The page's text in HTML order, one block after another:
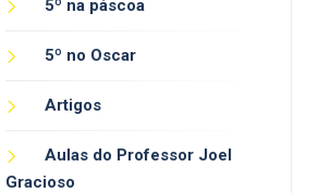
5º na páscoa
5º no Oscar
Artigos
Aulas do Professor Joel
Gracioso